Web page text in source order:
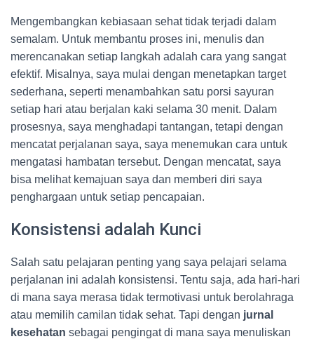
Mengembangkan kebiasaan sehat tidak terjadi dalam
semalam. Untuk membantu proses ini, menulis dan
merencanakan setiap langkah adalah cara yang sangat
efektif. Misalnya, saya mulai dengan menetapkan target
sederhana, seperti menambahkan satu porsi sayuran
setiap hari atau berjalan kaki selama 30 menit. Dalam
prosesnya, saya menghadapi tantangan, tetapi dengan
mencatat perjalanan saya, saya menemukan cara untuk
mengatasi hambatan tersebut. Dengan mencatat, saya
bisa melihat kemajuan saya dan memberi diri saya
penghargaan untuk setiap pencapaian.
Konsistensi adalah Kunci
Salah satu pelajaran penting yang saya pelajari selama
perjalanan ini adalah konsistensi. Tentu saja, ada hari-hari
di mana saya merasa tidak termotivasi untuk berolahraga
atau memilih camilan tidak sehat. Tapi dengan jurnal
kesehatan sebagai pengingat di mana saya menuliskan